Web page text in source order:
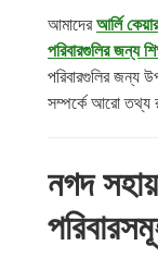
আমাদেরআর্লি
পরিবারগুলির জন্য
পরিবারগুলির জন্য
সম্পর্কে আরো তথ্য
নগদ